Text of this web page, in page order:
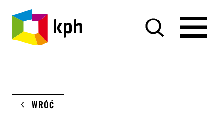
PRZEJDŹ DO TREŚCI
WRÓĆ